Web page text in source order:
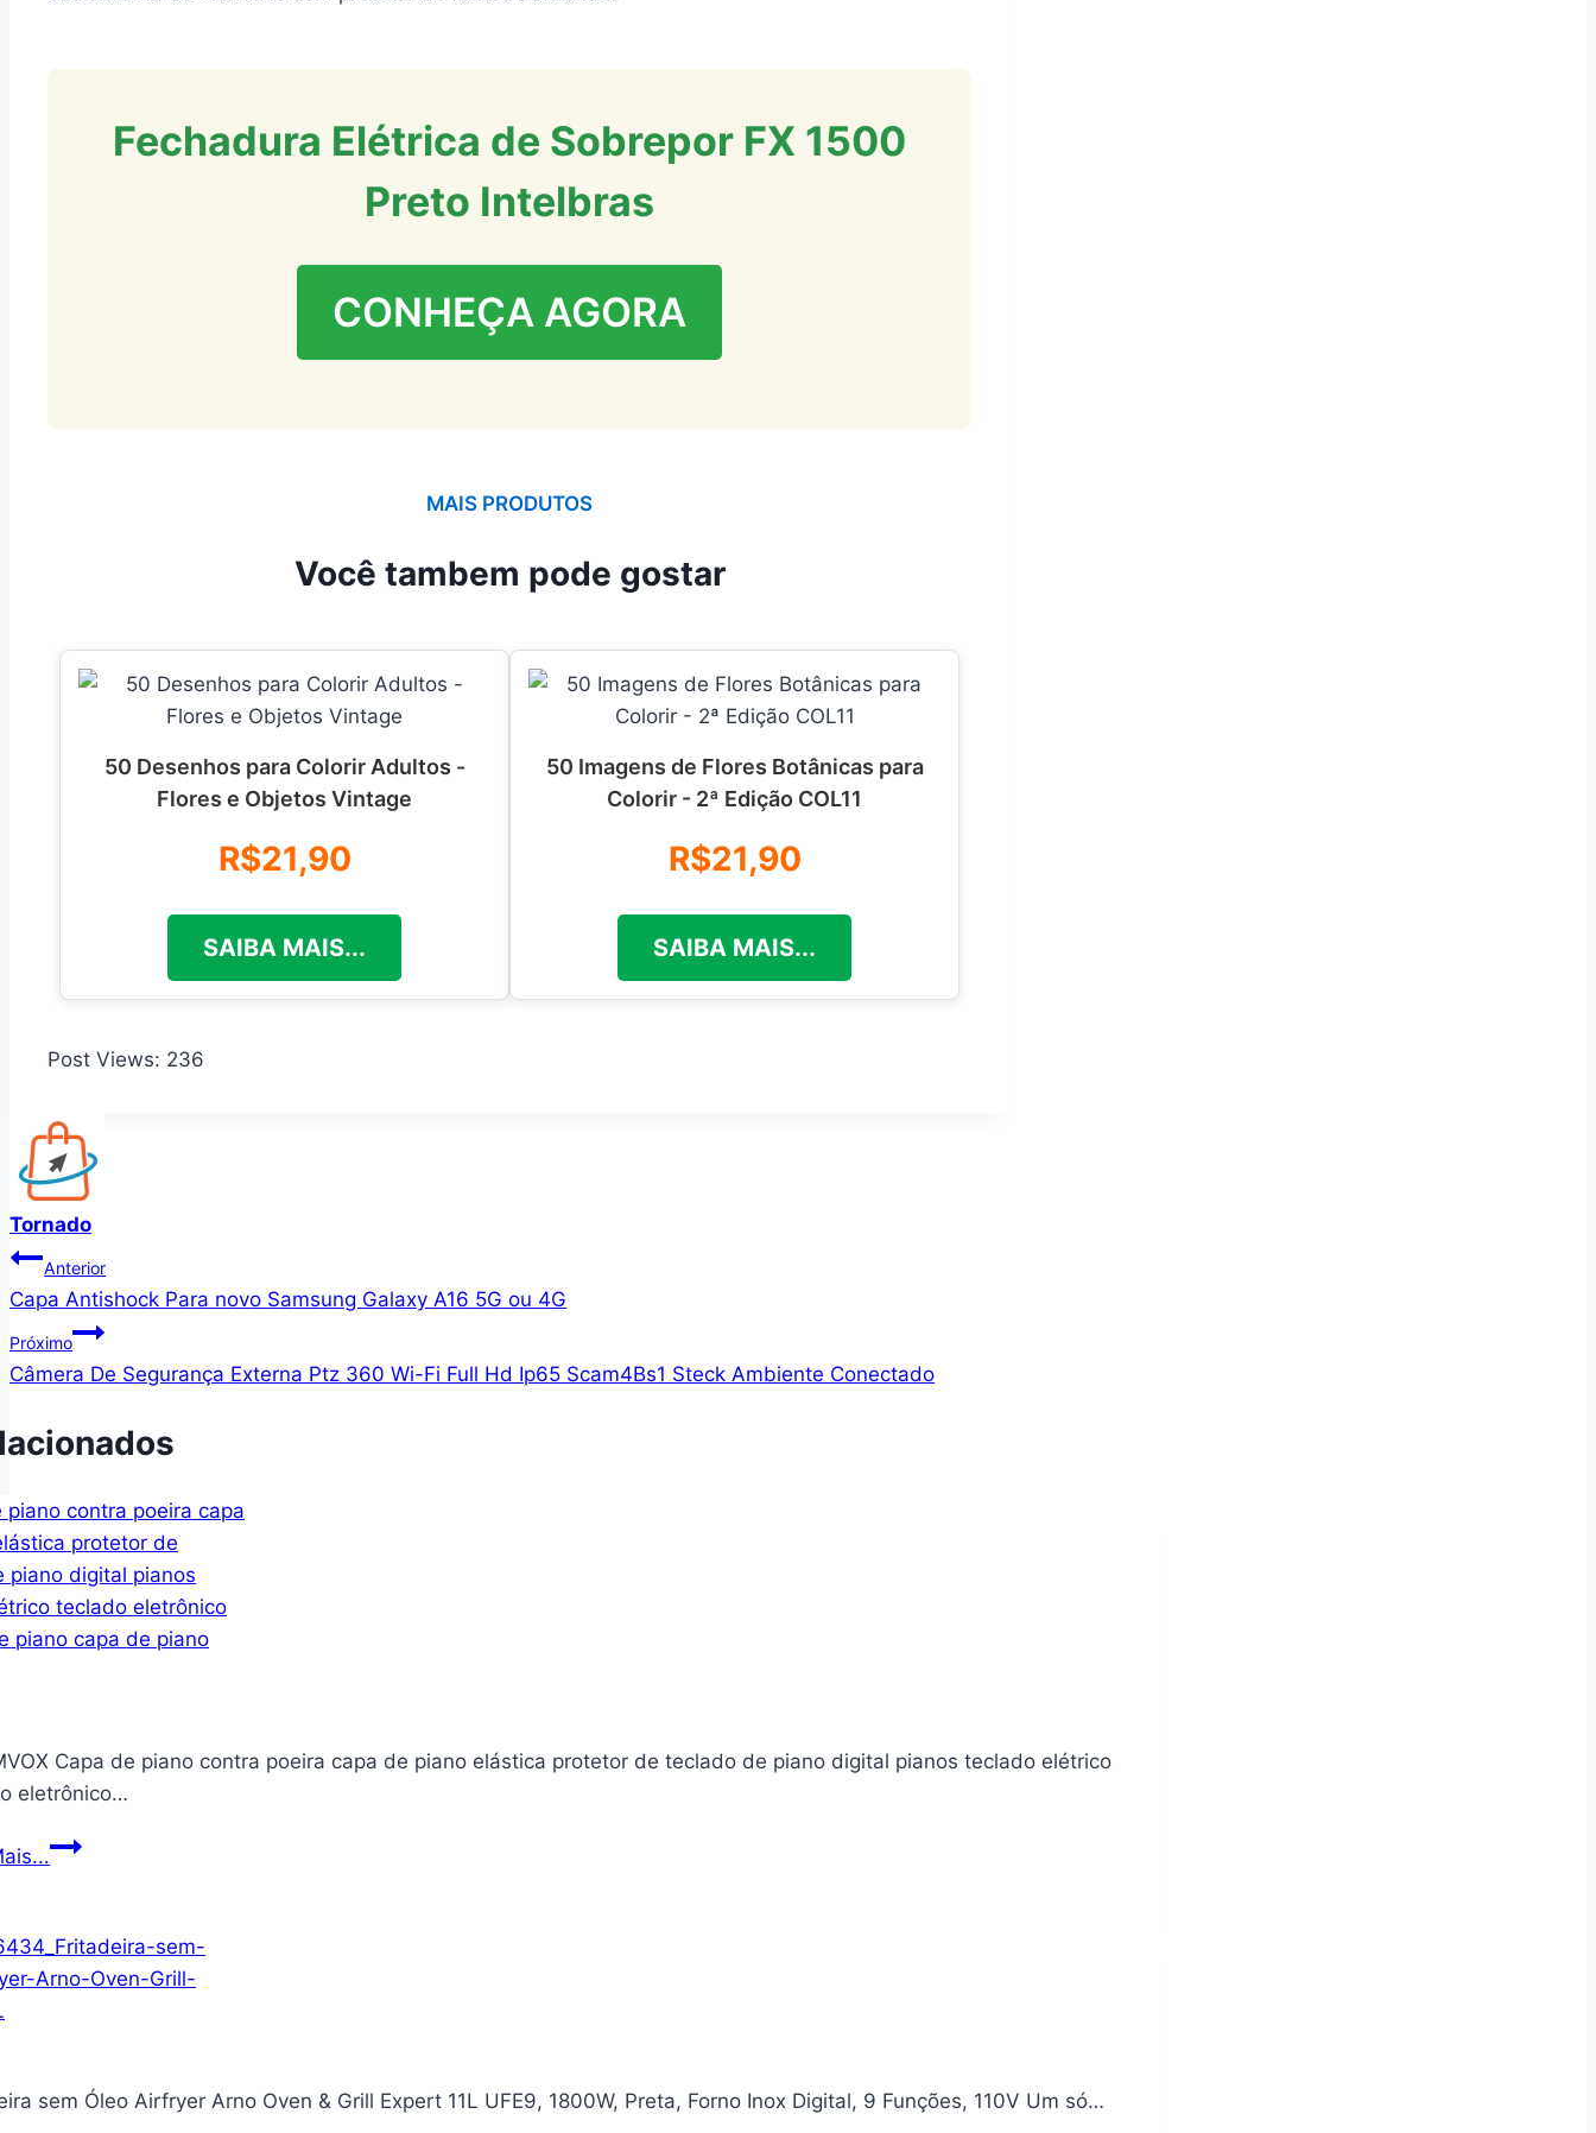
Fechadura Elétrica de Sobrepor FX 1500
Preto Intelbras
CONHEÇA AGORA
MAIS PRODUTOS
Você tambem pode gostar
50 Desenhos para Colorir Adultos -
Flores e Objetos Vintage
R$21,90
SAIBA MAIS...
50 Imagens de Flores Botânicas para
Colorir - 2ª Edição COL11
R$21,90
SAIBA MAIS...
Post Views: 236
Tornado
Navegação
de
Post
Anterior
Capa Antishock Para novo Samsung Galaxy A16 5G ou 4G
Próximo
Câmera De Segurança Externa Ptz 360 Wi-Fi Full Hd Ip65 Scam4Bs1 Steck Ambiente Conectado
Capa de piano contra poeira capa de piano elástica protetor de teclado de piano digital pianos teclado elétrico
eletrônico…
Capa
contra
poeira
elástica
sem Óleo Airfryer Arno Oven & Grill Expert 11L UFE9, 1800W, Preta, Forno Inox Digital, 9 Funções, 110V Um só…